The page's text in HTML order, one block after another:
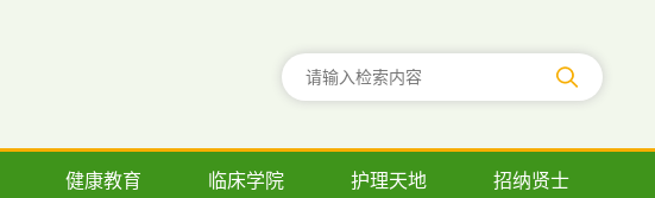
健康教育 临床学院 护理天地 招纳贤士